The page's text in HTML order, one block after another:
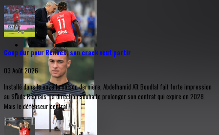
Coup dur pour Rennes, son crack veut partir
03 Août 2026
Installé dans le onze la saison dernière, Abdelhamid Aït Boudlal fait forte impression
au Stade Rennais. La direction souhaite prolonger son contrat qui expire en 2028.
Mais le défenseur central...